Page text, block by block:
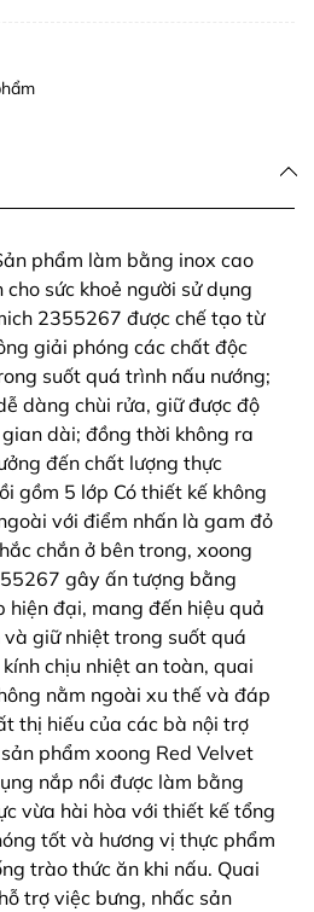
phẩm làm bằng inox cao
sức khoẻ người sử dụng
2355267 được chế tạo từ
giải phóng các chất độc
suốt quá trình nấu nướng;
dàng chùi rửa, giữ được độ
dài; đồng thời không ra
đến chất lượng thực
gồm 5 lớp Có thiết kế không
với điểm nhấn là gam đỏ
chắn ở bên trong, xoong
gây ấn tượng bằng
đại, mang đến hiệu quả
giữ nhiệt trong suốt quá
chịu nhiệt an toàn, quai
nằm ngoài xu thế và đáp
thị hiếu của các bà nội trợ
phẩm xoong Red Velvet
nắp nồi được làm bằng
vừa hài hòa với thiết kế tổng
tốt và hương vị thực phẩm
trào thức ăn khi nấu. Quai
trợ việc bưng, nhấc sản